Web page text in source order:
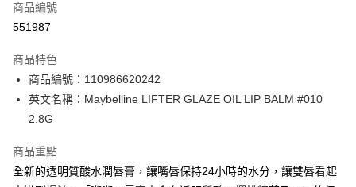
Apple Pay
PayMe
WeChat Pay
送貨方式
商品編號
551987
商品特色
商品編號：110986620242
英文名稱：Maybelline LIFTER GLAZE OIL LIP BALM #010
2.8G
商品重點
全新的透明質酸水潤唇膏，讓嘴唇保持24小時的水分，讓雙唇看起